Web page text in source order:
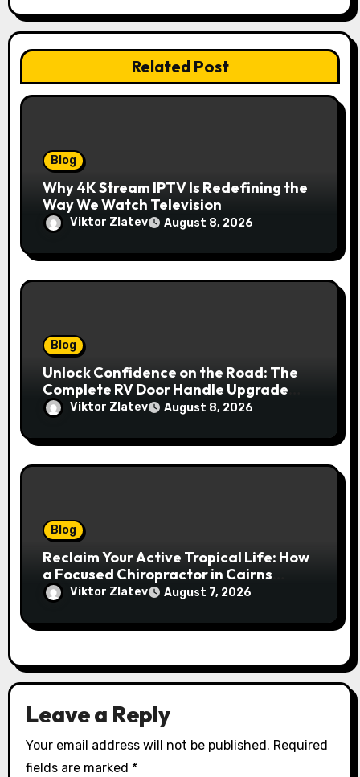
Related Post
Blog
Why 4K Stream IPTV Is Redefining the
Way We Watch Television
Viktor Zlatev August 8, 2026
Blog
Unlock Confidence on the Road: The
Complete RV Door Handle Upgrade
and Replacement Manual
Viktor Zlatev August 8, 2026
Blog
Reclaim Your Active Tropical Life: How
a Focused Chiropractor in Cairns
Addresses Pain at Its Source
Viktor Zlatev August 7, 2026
Leave a Reply
Your email address will not be published. Required
fields are marked *